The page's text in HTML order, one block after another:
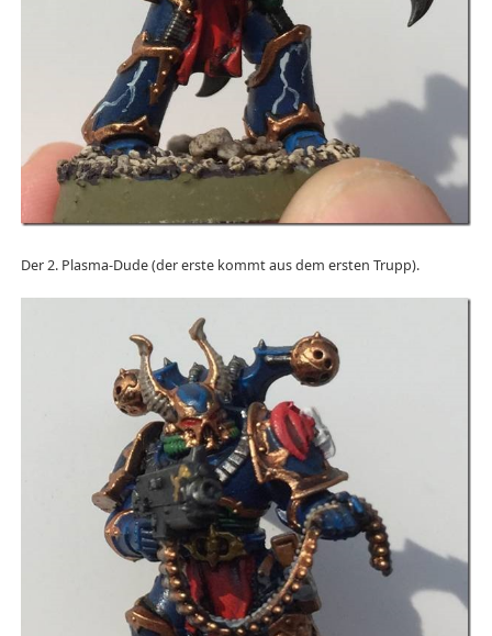
Der 2. Plasma-Dude (der erste kommt aus dem ersten Trupp).